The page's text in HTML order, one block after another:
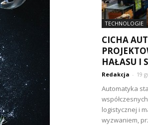
TECHNOLOGIE
CICHA
HAŁASU I
Redakcja - 19
Automatyka
logistycznej i
wyzwaniem,